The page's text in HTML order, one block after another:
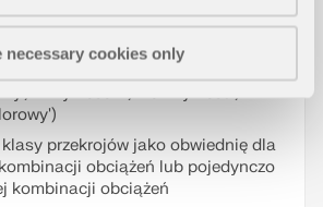
necessary cookies only
przekrojów jako obwiednię dla
obciążeń lub pojedynczo
kombinacji obciążeń